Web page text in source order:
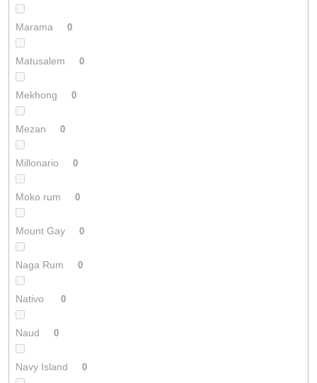
Marama 0
Matusalem 0
Mekhong 0
Mezan 0
Millonario 0
Moko rum 0
Mount Gay 0
Naga Rum 0
Nativo 0
Naud 0
Navy Island 0